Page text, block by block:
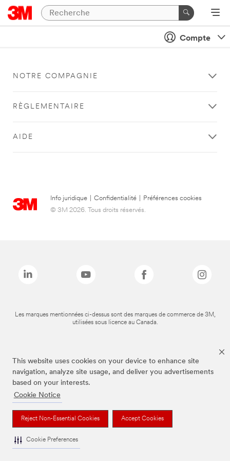
This website uses cookies on your device to enhance site
navigation, analyze site usage, and deliver you advertisements
based on your interests.
Cookie Notice
Reject Non-Essential Cookies Accept Cookies
Cookie Preferences
Compte
NOTRE COMPAGNIE
RÈGLEMENTAIRE
AIDE
Info juridique Confidentialité
Préférences cookies
© 3M 2026. Tous droits réservés.
Les marques mentionnées ci-dessus sont des marques de commerce de 3M,
utilisées sous licence au Canada.